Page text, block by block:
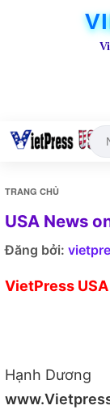
TRANG CHỦ
USA News
Đăng bởi:
VietPress USA
Hạnh Dương